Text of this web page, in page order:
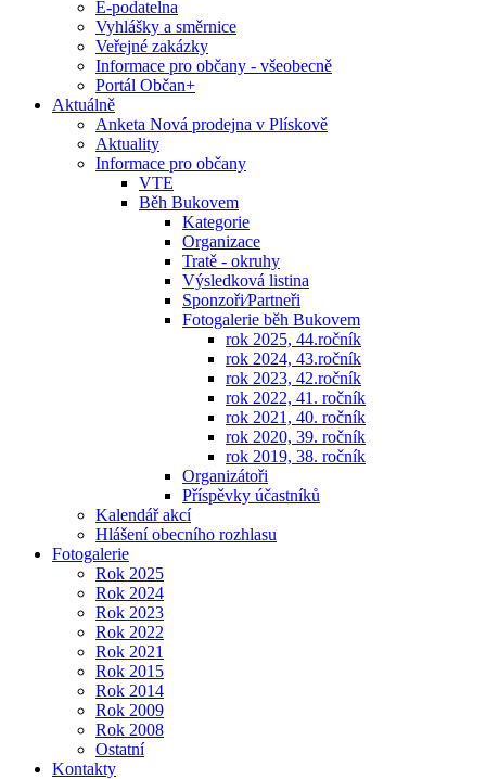
E-podatelna
Vyhlášky a směrnice
Veřejné zakázky
Informace pro občany - všeobecně
Portál Občan+
Aktuálně
Anketa Nová prodejna v Plískově
Aktuality
Informace pro občany
VTE
Běh Bukovem
Kategorie
Organizace
Tratě - okruhy
Výsledková listina
Sponzoři⁄Partneři
Fotogalerie běh Bukovem
rok 2025, 44.ročník
rok 2024, 43.ročník
rok 2023, 42.ročník
rok 2022, 41. ročník
rok 2021, 40. ročník
rok 2020, 39. ročník
rok 2019, 38. ročník
Organizátoři
Příspěvky účastníků
Kalendář akcí
Hlášení obecního rozhlasu
Fotogalerie
Rok 2025
Rok 2024
Rok 2023
Rok 2022
Rok 2021
Rok 2015
Rok 2014
Rok 2009
Rok 2008
Ostatní
Kontakty